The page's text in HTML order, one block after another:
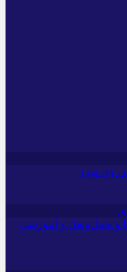
وی تورز
و حمل‌و‌نقل و آموزشی